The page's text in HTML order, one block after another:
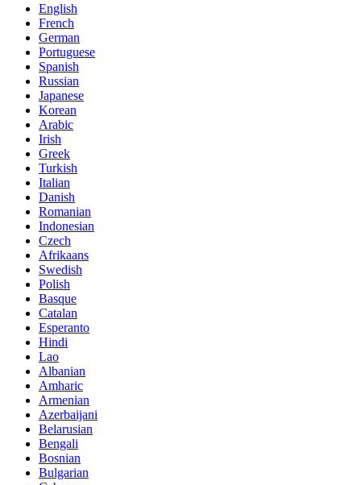
English
French
German
Portuguese
Spanish
Russian
Japanese
Korean
Arabic
Irish
Greek
Turkish
Italian
Danish
Romanian
Indonesian
Czech
Afrikaans
Swedish
Polish
Basque
Catalan
Esperanto
Hindi
Lao
Albanian
Amharic
Armenian
Azerbaijani
Belarusian
Bengali
Bosnian
Bulgarian